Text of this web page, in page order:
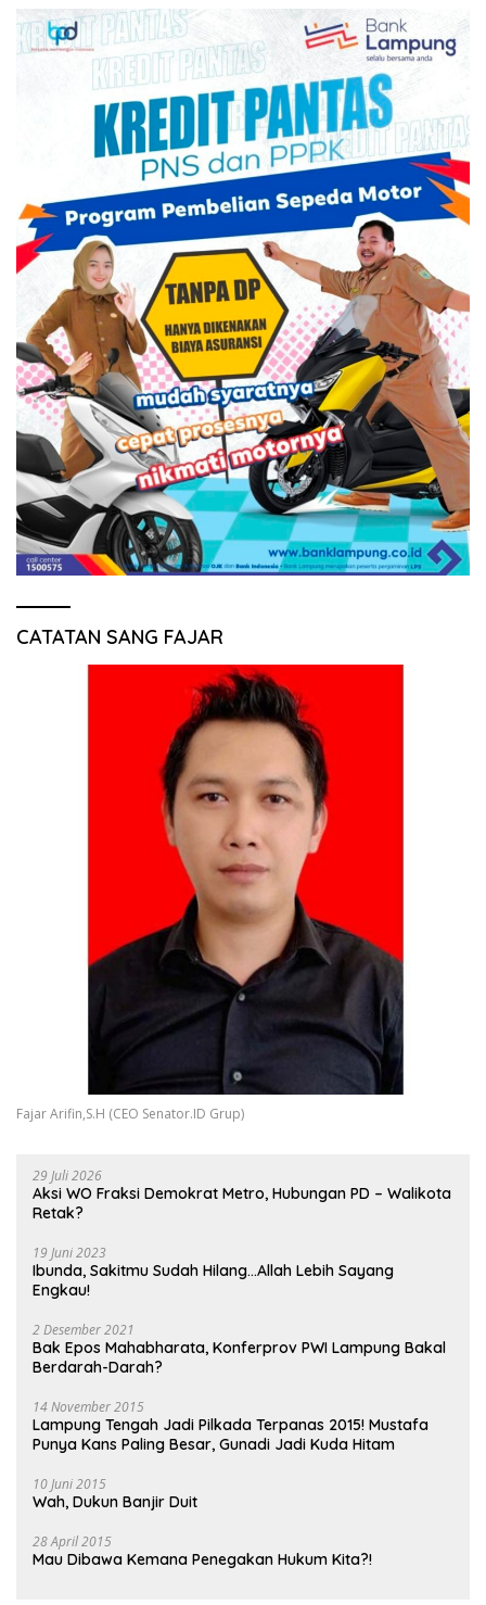
CATATAN SANG FAJAR
Fajar Arifin,S.H (CEO Senator.ID Grup)
29 Juli 2026
Aksi WO Fraksi Demokrat Metro, Hubungan PD – Walikota
Retak?
19 Juni 2023
Ibunda, Sakitmu Sudah Hilang…Allah Lebih Sayang
Engkau!
2 Desember 2021
Bak Epos Mahabharata, Konferprov PWI Lampung Bakal
Berdarah-Darah?
14 November 2015
Lampung Tengah Jadi Pilkada Terpanas 2015! Mustafa
Punya Kans Paling Besar, Gunadi Jadi Kuda Hitam
10 Juni 2015
Wah, Dukun Banjir Duit
28 April 2015
Mau Dibawa Kemana Penegakan Hukum Kita?!